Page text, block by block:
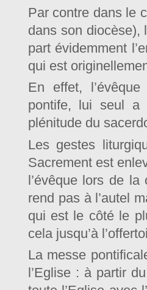
Par contre dans le
dans son diocèse),
part évidemment
qui est
En effet,
pontife, lui seul a
plénitude du
Les gestes
Sacrement est
l’évêque lors de
rend pas à l’autel
qui est le côté le
cela jusqu’à
La messe
l’Eglise : à partir